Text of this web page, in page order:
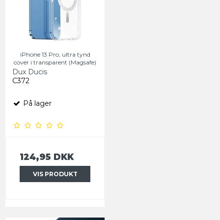
iPhone 13 Pro, ultra tynd
cover i transparent (Magsafe)
Dux Ducis
C372
På lager
124,95 DKK
VIS PRODUKT